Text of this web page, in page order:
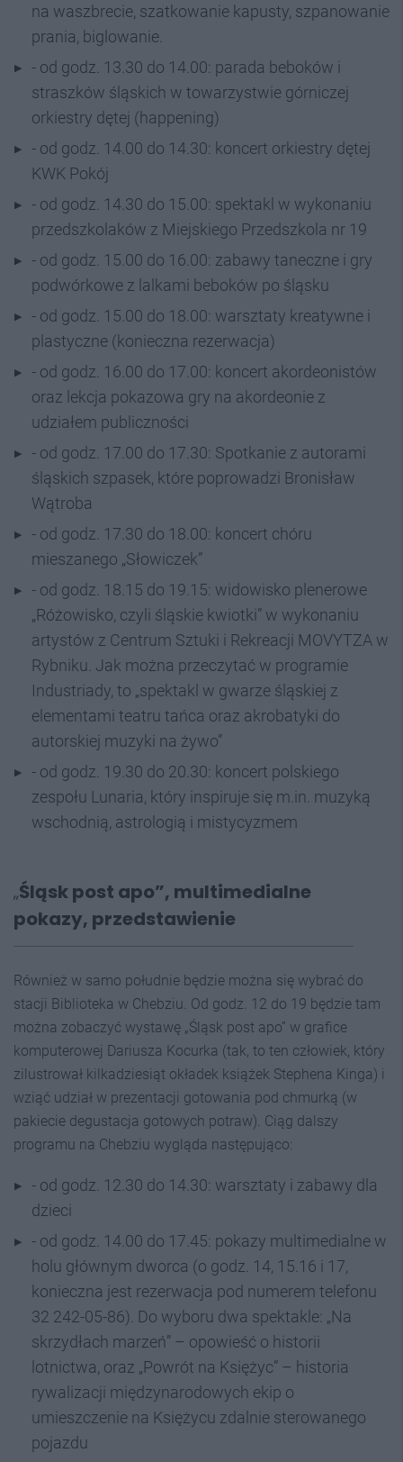
na waszbrecie, szatkowanie kapusty, szpanowanie
prania, biglowanie.
- od godz. 13.30 do 14.00: parada beboków i
straszków śląskich w towarzystwie górniczej
orkiestry dętej (happening)
- od godz. 14.00 do 14.30: koncert orkiestry dętej
KWK Pokój
- od godz. 14.30 do 15.00: spektakl w wykonaniu
przedszkolaków z Miejskiego Przedszkola nr 19
- od godz. 15.00 do 16.00: zabawy taneczne i gry
podwórkowe z lalkami beboków po śląsku
- od godz. 15.00 do 18.00: warsztaty kreatywne i
plastyczne (konieczna rezerwacja)
- od godz. 16.00 do 17.00: koncert akordeonistów
oraz lekcja pokazowa gry na akordeonie z
udziałem publiczności
- od godz. 17.00 do 17.30: Spotkanie z autorami
śląskich szpasek, które poprowadzi Bronisław
Wątroba
- od godz. 17.30 do 18.00: koncert chóru
mieszanego „Słowiczek”
- od godz. 18.15 do 19.15: widowisko plenerowe
„Różowisko, czyli śląskie kwiotki” w wykonaniu
artystów z Centrum Sztuki i Rekreacji MOVYTZA w
Rybniku. Jak można przeczytać w programie
Industriady, to „spektakl w gwarze śląskiej z
elementami teatru tańca oraz akrobatyki do
autorskiej muzyki na żywo”
- od godz. 19.30 do 20.30: koncert polskiego
zespołu Lunaria, który inspiruje się m.in. muzyką
wschodnią, astrologią i mistycyzmem
„Śląsk post apo”, multimedialne
pokazy, przedstawienie
Również w samo południe będzie można się wybrać do
stacji Biblioteka w Chebziu. Od godz. 12 do 19 będzie tam
można zobaczyć wystawę „Śląsk post apo” w grafice
komputerowej Dariusza Kocurka (tak, to ten człowiek, który
zilustrował kilkadziesiąt okładek książek Stephena Kinga) i
wziąć udział w prezentacji gotowania pod chmurką (w
pakiecie degustacja gotowych potraw). Ciąg dalszy
programu na Chebziu wygląda następująco:
- od godz. 12.30 do 14.30: warsztaty i zabawy dla
dzieci
- od godz. 14.00 do 17.45: pokazy multimedialne w
holu głównym dworca (o godz. 14, 15.16 i 17,
konieczna jest rezerwacja pod numerem telefonu
32 242-05-86). Do wyboru dwa spektakle: „Na
skrzydłach marzeń” – opowieść o historii
lotnictwa, oraz „Powrót na Księżyc” – historia
rywalizacji międzynarodowych ekip o
umieszczenie na Księżycu zdalnie sterowanego
pojazdu